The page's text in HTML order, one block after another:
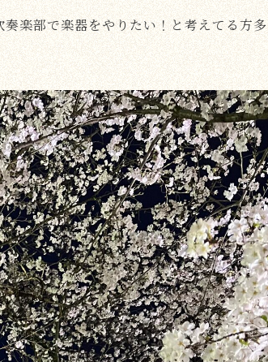
楽部で楽器をやりたい！と考えてる方多